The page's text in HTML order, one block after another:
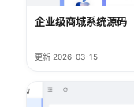
企业级商城系统源码
更新 2026-03-15